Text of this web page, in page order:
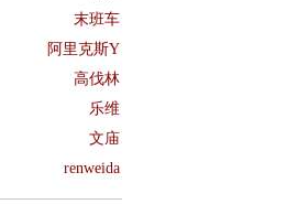
末班车
阿里克斯Y
高伐林
乐维
文庙
renweida